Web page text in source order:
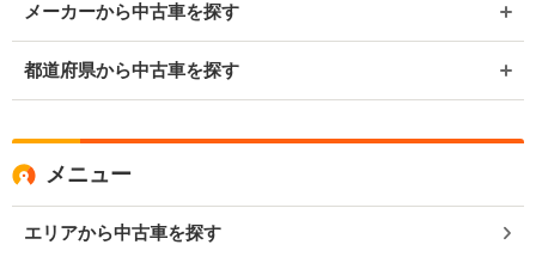
メーカーから中古車を探す
都道府県から中古車を探す
メニュー
エリアから中古車を探す